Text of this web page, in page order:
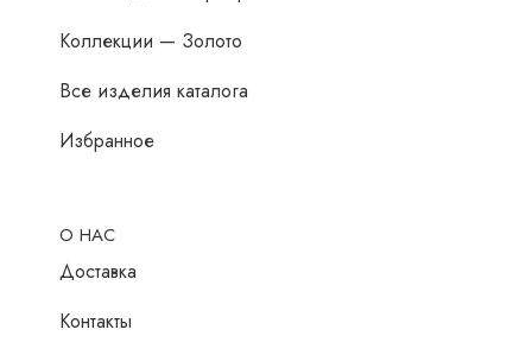
Коллекции — Золото
Все изделия каталога
Избранное
О НАС
Доставка
Контакты